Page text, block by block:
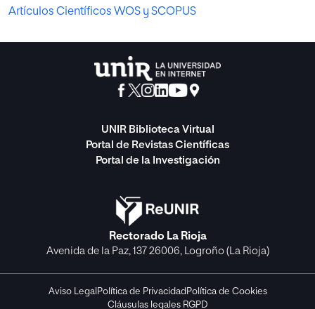
Artículos Científicos WOS y SCOPUS
UNIR Biblioteca Virtual
Portal de Revistas Científicas
Portal de la Investigación
Rectorado La Rioja
Avenida de la Paz, 137 26006, Logroño (La Rioja)
Aviso Legal Política de Privacidad Política de Cookies
Cláusulas legales RGPD